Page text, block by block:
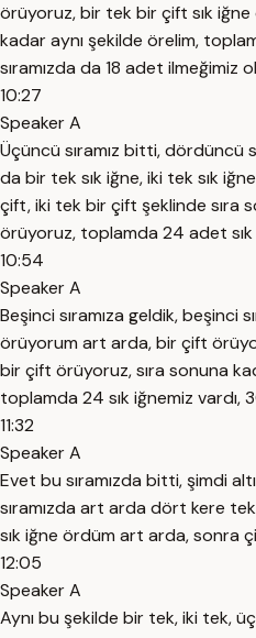
örüyoruz, bir tek bir çift sık
kadar aynı şekilde örelim,
sıramızda da 18 adet ilmeğimiz
10:27
Speaker A
Üçüncü sıramız bitti, dördüncü
da bir tek sık iğne, iki tek sık
çift, iki tek bir çift şeklinde sıra
örüyoruz, toplamda 24 adet sık
10:54
Speaker A
Beşinci sıramıza geldik, beşinci
örüyorum art arda, bir çift
bir çift örüyoruz, sıra sonuna
toplamda 24 sık iğnemiz vardı,
11:32
Speaker A
Evet bu sıramızda bitti, şimdi
sıramızda art arda dört kere
sık iğne ördüm art arda, sonra
12:05
Speaker A
Aynı bu şekilde bir tek, iki tek,